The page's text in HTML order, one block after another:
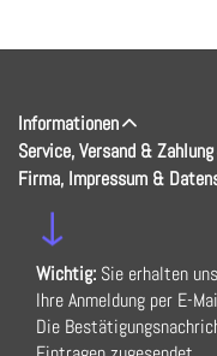
Informationen
Service, Versand & Zahlung
Firma, Impressum &
↓
Wichtig: Sie erhalten
Ihre Anmeldung per E-
Die